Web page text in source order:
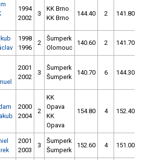
1994
2002
3
KK Brno
KK Brno
144.40 2 141.80
1998
1996
2
Šumperk
Olomouc
140.60 2 141.70
2001
2002
3
Šumperk
Šumperk
140.70 6 144.30
2000
2004
2
KK
Opava
KK
Opava
154.80 4 152.40
2001
2003
3
Šumperk
Šumperk
152.60 4 151.00